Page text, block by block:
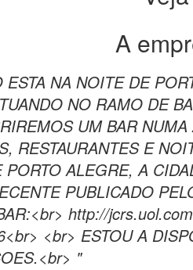
A
ESTA NA NOITE DE
NO RAMO DE
UM BAR
RESTAURANTES E
PORTO ALEGRE, A
PUBLICADO
http://
<br> ESTOU A
"